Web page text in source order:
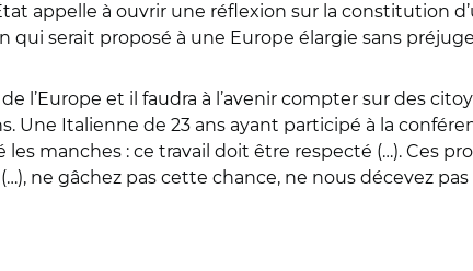
appelle à ouvrir une réflexion sur la constitution
serait proposé à une Europe élargie sans
l’Europe et il faudra à l’avenir compter sur des
Italienne de 23 ans ayant participé à la
les manches : ce travail doit être respecté (…). Ces
ne gâchez pas cette chance, ne nous décevez pas